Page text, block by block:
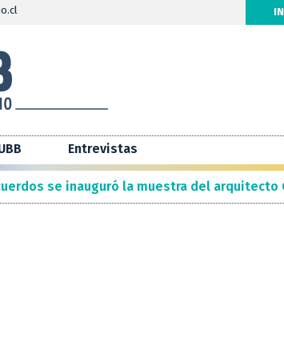
Entrevistas
se inauguró la muestra del arquitecto